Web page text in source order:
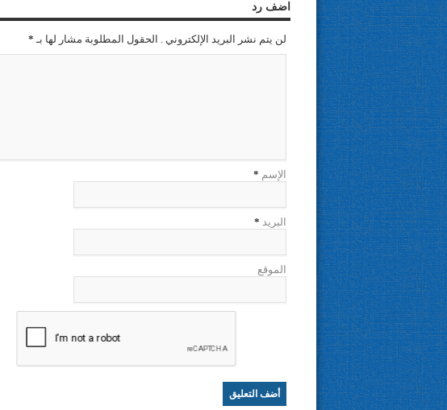
اضف رد
لن يتم نشر البريد الإلكتروني . الحقول المطلوبة مشار لها بـ *
الإسم *
البريد *
الموقع